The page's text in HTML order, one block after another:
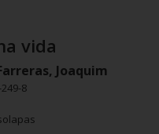
vida
Joaquim
8